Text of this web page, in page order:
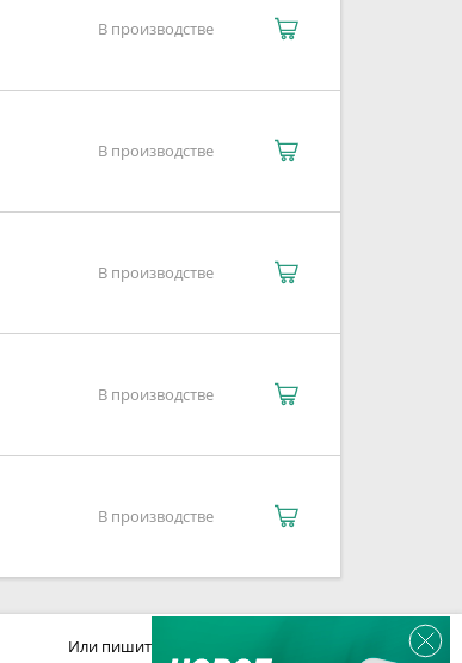
В производстве
В производстве
В производстве
В производстве
В производстве
Или пишите: